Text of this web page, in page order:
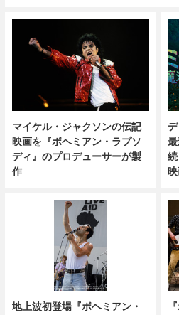
マイケル・ジャクソンの伝記
映画を『ボヘミアン・ラプソ
ディ』のプロデューサーが製
作
地上波初登場『ボヘミアン・